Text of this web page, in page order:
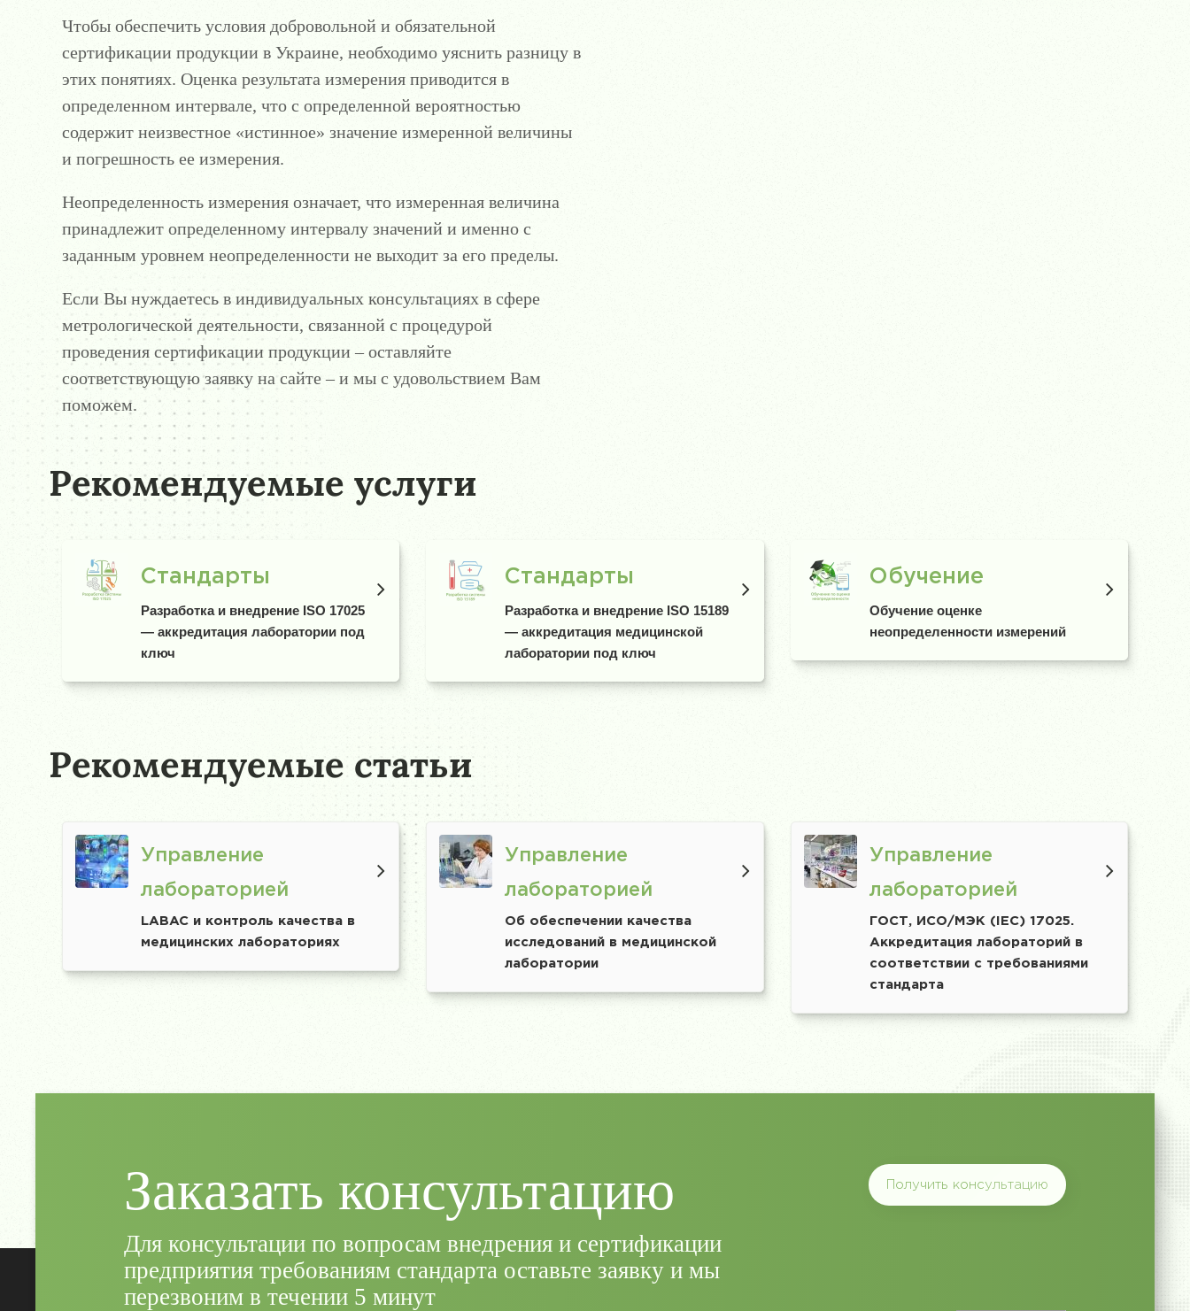
Чтобы обеспечить условия добровольной и обязательной
сертификации продукции в Украине, необходимо уяснить разницу в
этих понятиях. Оценка результата измерения приводится в
определенном интервале, что с определенной вероятностью
содержит неизвестное «истинное» значение измеренной величины
и погрешность ее измерения.
Неопределенность измерения означает, что измеренная величина
принадлежит определенному интервалу значений и именно с
заданным уровнем неопределенности не выходит за его пределы.
Если Вы нуждаетесь в индивидуальных консультациях в сфере
метрологической деятельности, связанной с процедурой
проведения сертификации продукции – оставляйте
соответствующую заявку на сайте – и мы с удовольствием Вам
поможем.
Рекомендуемые услуги
Стандарты
Разработка и внедрение ISO 17025
— аккредитация лаборатории под
ключ
Стандарты
Разработка и внедрение ISO 15189
— аккредитация медицинской
лаборатории под ключ
Обучение
Обучение оценке
неопределенности измерений
Рекомендуемые статьи
Управление
лабораторией
LABAC и контроль качества в
медицинских лабораториях
Управление
лабораторией
Об обеспечении качества
исследований в медицинской
лаборатории
Управление
лабораторией
ГОСТ, ИСО/МЭК (IEC) 17025.
Аккредитация лабораторий в
соответствии с требованиями
стандарта
Заказать консультацию
Для консультации по вопросам внедрения и сертификации
предприятия требованиям стандарта оставьте заявку и мы
перезвоним в течении 5 минут
Получить консультацию